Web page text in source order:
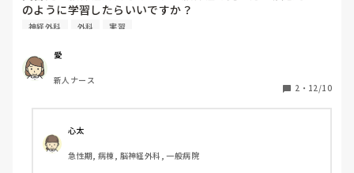
のように学習したらいいですか？
何からすれば良いのかわかりません…
神経外科 外科 実習
愛
新人ナース
2 ・ 12/10
心太
急性期, 病棟, 脳神経外科, 一般病院